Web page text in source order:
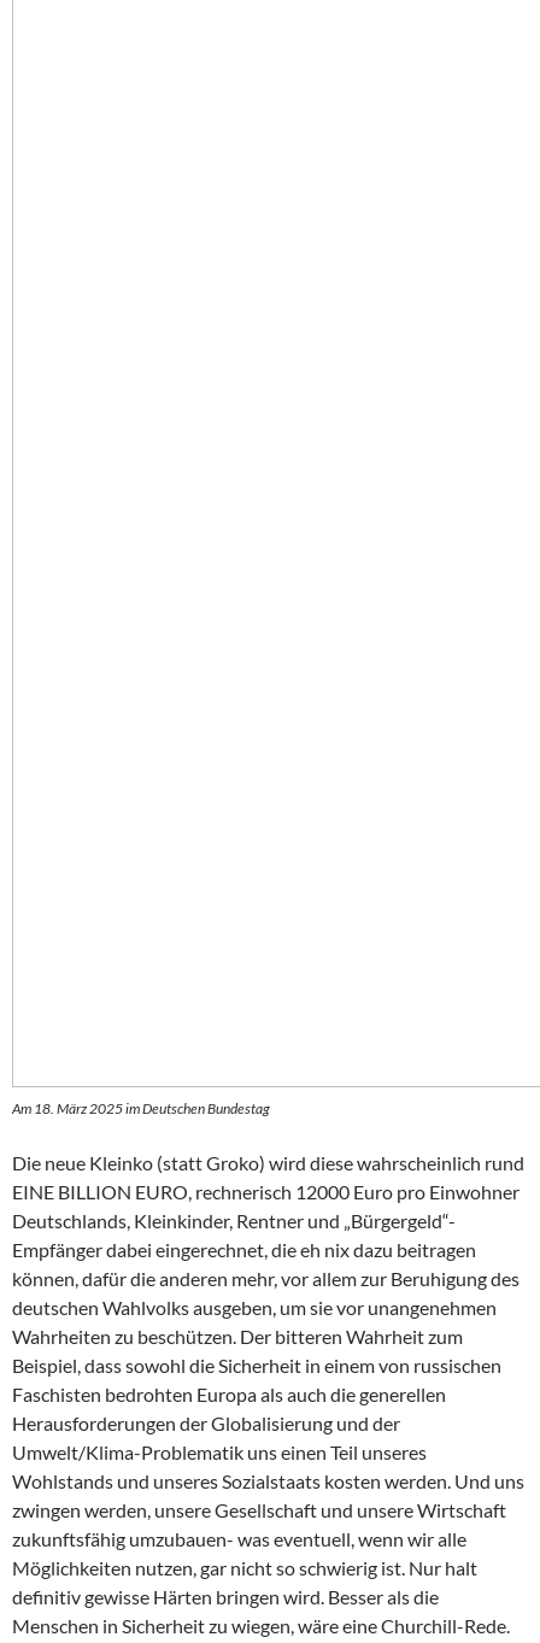
Am 18. März 2025 im Deutschen Bundestag
Die neue Kleinko (statt Groko) wird diese wahrscheinlich rund
EINE BILLION EURO, rechnerisch 12000 Euro pro Einwohner
Deutschlands, Kleinkinder, Rentner und „Bürgergeld“-
Empfänger dabei eingerechnet, die eh nix dazu beitragen
können, dafür die anderen mehr, vor allem zur Beruhigung des
deutschen Wahlvolks ausgeben, um sie vor unangenehmen
Wahrheiten zu beschützen. Der bitteren Wahrheit zum
Beispiel, dass sowohl die Sicherheit in einem von russischen
Faschisten bedrohten Europa als auch die generellen
Herausforderungen der Globalisierung und der
Umwelt/Klima-Problematik uns einen Teil unseres
Wohlstands und unseres Sozialstaats kosten werden. Und uns
zwingen werden, unsere Gesellschaft und unsere Wirtschaft
zukunftsfähig umzubauen- was eventuell, wenn wir alle
Möglichkeiten nutzen, gar nicht so schwierig ist. Nur halt
definitiv gewisse Härten bringen wird. Besser als die
Menschen in Sicherheit zu wiegen, wäre eine Churchill-Rede.